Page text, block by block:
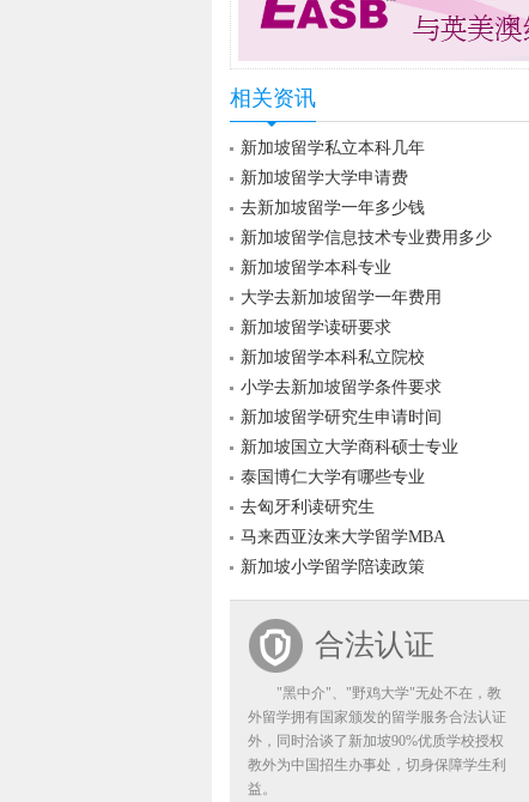
相关资讯
新加坡留学私立本科几年
新加坡留学大学申请费
去新加坡留学一年多少钱
新加坡留学信息技术专业费用多少
新加坡留学本科专业
大学去新加坡留学一年费用
新加坡留学读研要求
新加坡留学本科私立院校
小学去新加坡留学条件要求
新加坡留学研究生申请时间
新加坡国立大学商科硕士专业
泰国博仁大学有哪些专业
去匈牙利读研究生
马来西亚汝来大学留学MBA
新加坡小学留学陪读政策
合法认证
"黑中介"、"野鸡大学"无处不在，教
外留学拥有国家颁发的留学服务合法认证
外，同时洽谈了新加坡90%优质学校授权
教外为中国招生办事处，切身保障学生利
益。